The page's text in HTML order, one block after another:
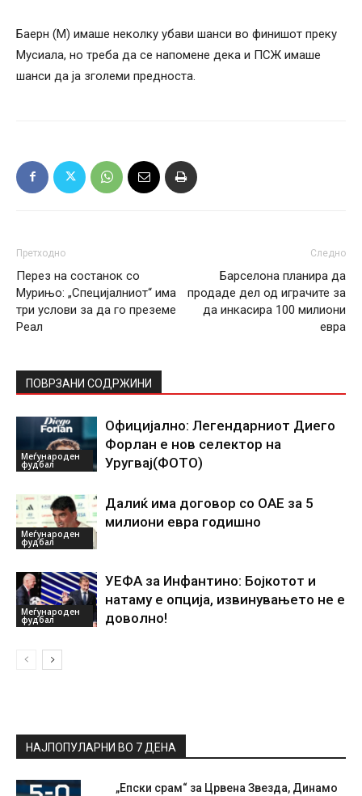
Баерн (М) имаше неколку убави шанси во финишот преку
Мусиала, но треба да се напомене дека и ПСЖ имаше
шанси да ја зголеми предноста.
Претходно
Перез на состанок со
Мурињо: „Специјалниот“ има
три услови за да го преземе
Реал
Следно
Барселона планира да
продаде дел од играчите за
да инкасира 100 милиони
евра
ПОВРЗАНИ СОДРЖИНИ
Меѓународен
фудбал
Официјално: Легендарниот Диего
Форлан е нов селектор на
Уругвај(ФОТО)
Меѓународен
фудбал
Далиќ има договор со ОАЕ за 5
милиони евра годишно
Меѓународен
фудбал
УЕФА за Инфантино: Бојкотот и
натаму е опција, извинувањето не е
доволно!
НАЈПОПУЛАРНИ ВО 7 ДЕНА
„Епски срам“ за Црвена Звезда, Динамо